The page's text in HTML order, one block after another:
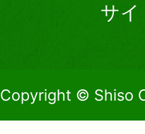
サ
Copyright © Shiso